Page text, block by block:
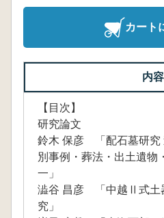
カート
内容
【目次】
研究論文
鈴木 保彦 「配石墓研究
別事例・葬法・出土遺物
一」
澁谷 昌彦 「中越Ⅱ式土
究」